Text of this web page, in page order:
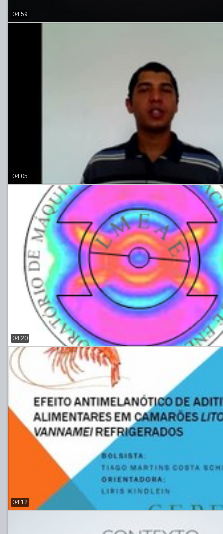
04:59
04:05
04:20
04:12